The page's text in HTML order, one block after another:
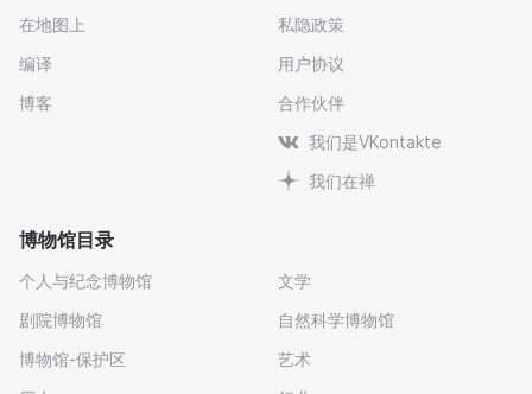
在地图上
编译
博客
私隐政策
用户协议
合作伙伴
我们是VKontakte
我们在禅
博物馆目录
个人与纪念博物馆
剧院博物馆
博物馆-保护区
文学
自然科学博物馆
艺术